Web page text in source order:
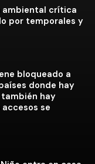
ambiental crítica
por temporales y
bloqueado a
donde hay
hay
se